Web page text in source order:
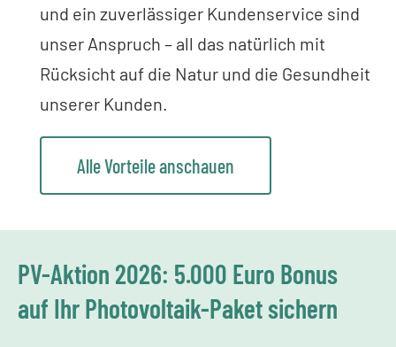
und ein zuverlässiger Kundenservice sind
unser Anspruch – all das natürlich mit
Rücksicht auf die Natur und die Gesundheit
unserer Kunden.
Alle Vorteile anschauen
PV-Aktion 2026: 5.000 Euro Bonus
auf Ihr Photovoltaik-Paket sichern